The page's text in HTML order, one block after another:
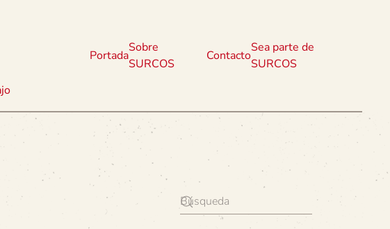
Portada
Sobre
SURCOS
Contacto
Sea parte de
SURCOS